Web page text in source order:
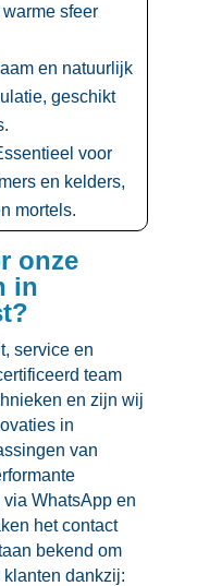
sfeer
en natuurlijk
geschikt
voor
en kelders,
mortels.​
onze
in
service en
team
en zijn wij
in
van
WhatsApp en
het contact
bekend om
dankzij: